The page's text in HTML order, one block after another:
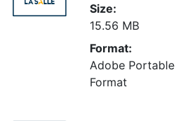
Size:
15.56 MB
Format:
Adobe Portable
Format